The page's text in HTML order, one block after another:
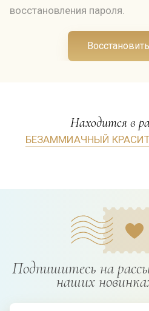
восстановления пароля.
Находится в
БЕЗАММИАЧНЫЙ
Подпишитесь на
наших